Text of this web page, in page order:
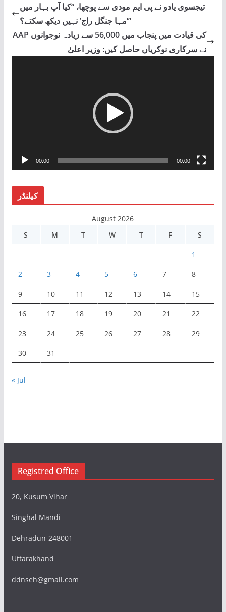
تیجسوی یادو نے پی ایم مودی سے پوچھا، “کیا آپ بہار میں
‘مہا جنگل راج’ نہیں دیکھ سکتے؟”
AAP کی قیادت میں پنجاب میں 56,000 سے زیادہ نوجوانوں
نے سرکاری نوکریاں حاصل کیں: وزیر اعلیٰ
r
00:00 00:00
کیلنڈر
August 2026
S
M T W T F S
1
2 3 4 5 6 7 8
9 10 11 12 13 14 15
16 17 18 19 20 21 22
23 24 25 26 27 28 29
30 31
« Jul
Registred Office
20, Kusum Vihar
Singhal Mandi
Dehradun-248001
Uttarakhand
ddnseh@gmail.com